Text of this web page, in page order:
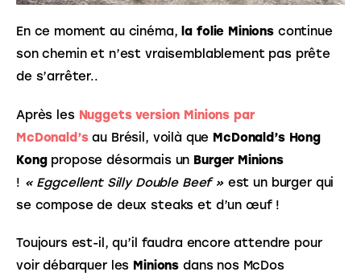
En ce moment au cinéma, la folie Minions continue
son chemin et n’est vraisemblablement pas prête
de s’arrêter..
Après les Nuggets version Minions par
McDonald’s au Brésil, voilà que McDonald’s Hong
Kong propose désormais un Burger Minions
! « Eggcellent Silly Double Beef » est un burger qui
se compose de deux steaks et d’un œuf !
Toujours est-il, qu’il faudra encore attendre pour
voir débarquer les Minions dans nos McDos